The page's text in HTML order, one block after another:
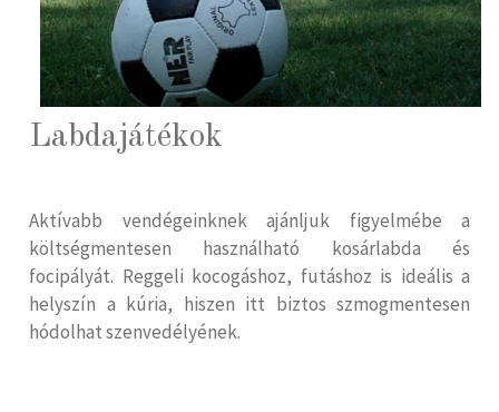
Labdajátékok
Aktívabb vendégeinknek ajánljuk figyelmébe a
költségmentesen használható kosárlabda és
focipályát. Reggeli kocogáshoz, futáshoz is ideális a
helyszín a kúria, hiszen itt biztos szmogmentesen
hódolhat szenvedélyének.